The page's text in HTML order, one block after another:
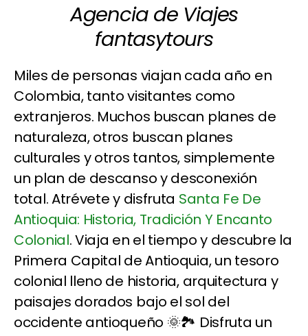
Agencia de Viajes
fantasytours
Miles de personas viajan cada año en
Colombia, tanto visitantes como
extranjeros. Muchos buscan planes de
naturaleza, otros buscan planes
culturales y otros tantos, simplemente
un plan de descanso y desconexión
total. Atrévete y disfruta Santa Fe De
Antioquia: Historia, Tradición Y Encanto
Colonial. Viaja en el tiempo y descubre la
Primera Capital de Antioquia, un tesoro
colonial lleno de historia, arquitectura y
paisajes dorados bajo el sol del
occidente antioqueño 🌞🏞️ Disfruta un